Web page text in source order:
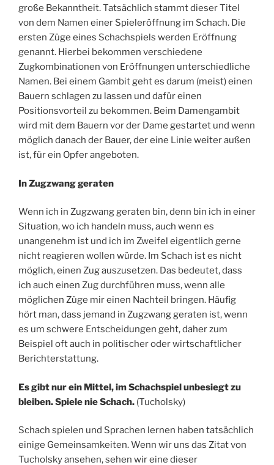
große Bekanntheit. Tatsächlich stammt dieser Titel
von dem Namen einer Spieleröffnung im Schach. Die
ersten Züge eines Schachspiels werden Eröffnung
genannt. Hierbei bekommen verschiedene
Zugkombinationen von Eröffnungen unterschiedliche
Namen. Bei einem Gambit geht es darum (meist) einen
Bauern schlagen zu lassen und dafür einen
Positionsvorteil zu bekommen. Beim Damengambit
wird mit dem Bauern vor der Dame gestartet und wenn
möglich danach der Bauer, der eine Linie weiter außen
ist, für ein Opfer angeboten.
In Zugzwang geraten
Wenn ich in Zugzwang geraten bin, denn bin ich in einer
Situation, wo ich handeln muss, auch wenn es
unangenehm ist und ich im Zweifel eigentlich gerne
nicht reagieren wollen würde. Im Schach ist es nicht
möglich, einen Zug auszusetzen. Das bedeutet, dass
ich auch einen Zug durchführen muss, wenn alle
möglichen Züge mir einen Nachteil bringen. Häufig
hört man, dass jemand in Zugzwang geraten ist, wenn
es um schwere Entscheidungen geht, daher zum
Beispiel oft auch in politischer oder wirtschaftlicher
Berichterstattung.
Es gibt nur ein Mittel, im Schachspiel unbesiegt zu
bleiben. Spiele nie Schach. (Tucholsky)
Schach spielen und Sprachen lernen haben tatsächlich
einige Gemeinsamkeiten. Wenn wir uns das Zitat von
Tucholsky ansehen, sehen wir eine dieser